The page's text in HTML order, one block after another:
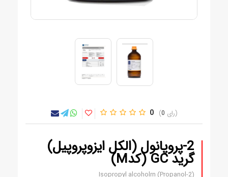
0 0
2-پروپانول (الکل ایزوپروپیل)
گرید GC (کدM)